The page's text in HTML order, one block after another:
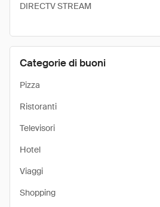
DIRECTV STREAM
Categorie di buoni
Pizza
Ristoranti
Televisori
Hotel
Viaggi
Shopping